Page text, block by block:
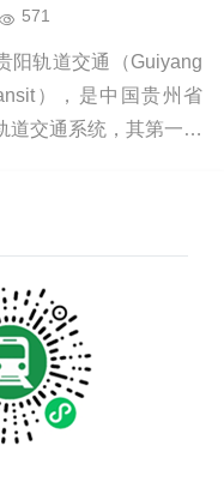
571
阳轨道交通（Guiyang
），是中国贵州省
道交通系统，其第一条